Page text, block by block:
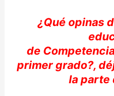
¿Qué opinas
de
primer grado?,
la parte